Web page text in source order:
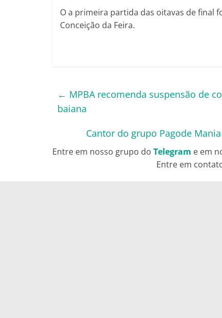
O a primeira partida das oitavas de final
Conceição da Feira.
← MPBA recomenda suspensão de
baiana
Cantor do grupo Pagode
Entre em nosso grupo do Telegram e em
Entre em